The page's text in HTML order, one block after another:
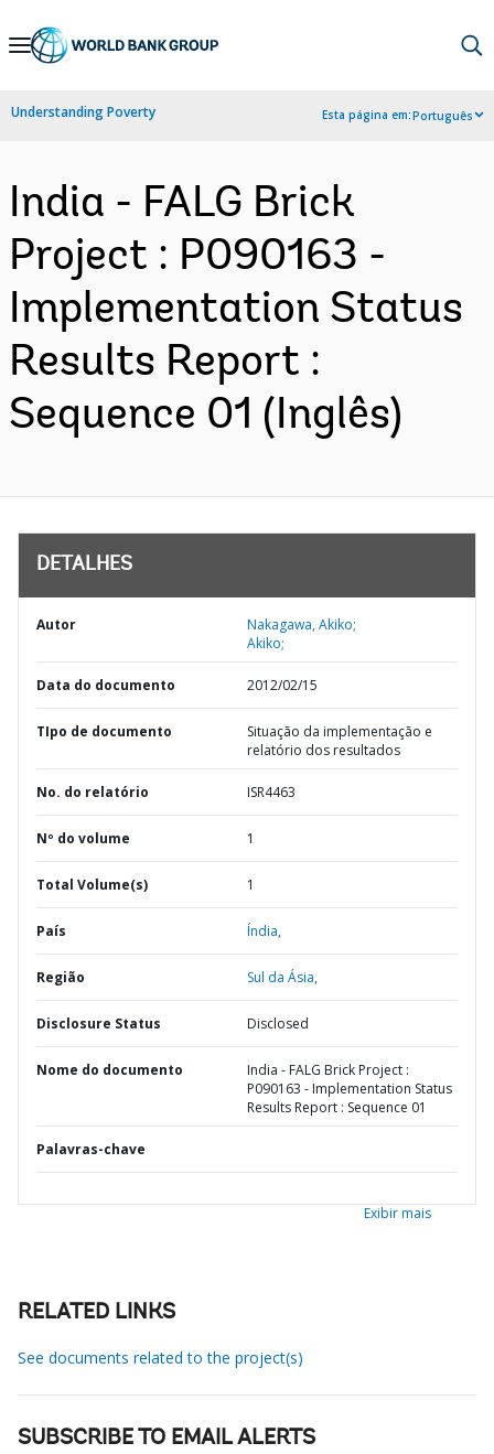
Skip
Navigation
Understanding Poverty Esta página em:Português
India - FALG Brick
Project : P090163 -
Implementation Status
Results Report :
Sequence 01 (Inglês)
DETALHES
Autor
Nakagawa, Akiko;
Akiko;
Data do documento 2012/02/15
TIpo de documento
Situação da implementação e
relatório dos resultados
No. do relatório ISR4463
Nº do volume 1
Total Volume(s) 1
País Índia,
Região Sul da Ásia,
Disclosure Status Disclosed
Nome do documento
India - FALG Brick Project :
P090163 - Implementation Status
Results Report : Sequence 01
Palavras-chave
Exibir mais
RELATED LINKS
See documents related to the project(s)
SUBSCRIBE TO EMAIL ALERTS